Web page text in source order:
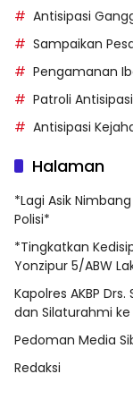
Antisipasi
Sampaikan
Pengamanan
Patroli
Antisipasi
Halaman
*Lagi Asik
Polisi*
*Tingkatkan
Yonzipur 5/ABW
Kapolres AKBP
dan Silaturahmi
Pedoman Media
Redaksi